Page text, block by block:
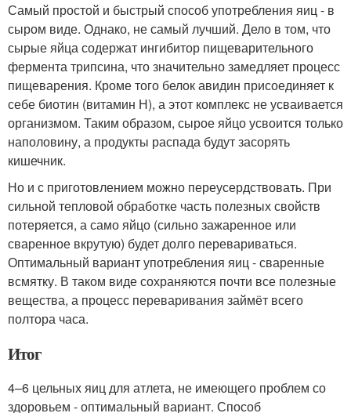
Самый простой и быстрый способ употребления яиц - в
сыром виде. Однако, не самый лучший. Дело в том, что
сырые яйца содержат ингибитор пищеварительного
фермента трипсина, что значительно замедляет процесс
пищеварения. Кроме того белок авидин присоединяет к
себе биотин (витамин Н), а этот комплекс не усваивается
организмом. Таким образом, сырое яйцо усвоится только
наполовину, а продукты распада будут засорять
кишечник.
Но и с приготовлением можно переусердствовать. При
сильной тепловой обработке часть полезных свойств
потеряется, а само яйцо (сильно зажаренное или
сваренное вкрутую) будет долго перевариваться.
Оптимальный вариант употребления яиц - сваренные
всмятку. В таком виде сохраняются почти все полезные
вещества, а процесс переваривания займёт всего
полтора часа.
Итог
4–6 цельных яиц для атлета, не имеющего проблем со
здоровьем - оптимальный вариант. Способ